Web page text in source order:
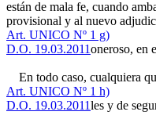
están de mala fe, cuando
provisional y al nuevo
Art. UNICO Nº 1 g)
D.O. 19.03.2011oneroso, en
En todo caso, cualquiera
Art. UNICO Nº 1 h)
D.O. 19.03.2011les y de